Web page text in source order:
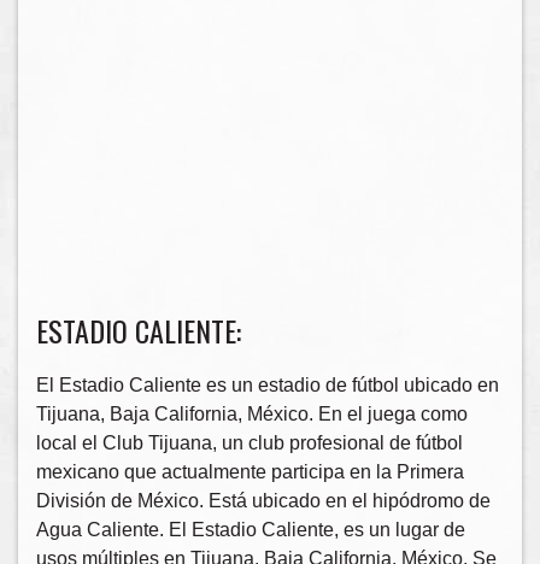
ESTADIO CALIENTE:
El Estadio Caliente es un estadio de fútbol ubicado en
Tijuana, Baja California, México. En el juega como
local el Club Tijuana, un club profesional de fútbol
mexicano que actualmente participa en la Primera
División de México. Está ubicado en el hipódromo de
Agua Caliente. El Estadio Caliente, es un lugar de
usos múltiples en Tijuana, Baja California, México. Se